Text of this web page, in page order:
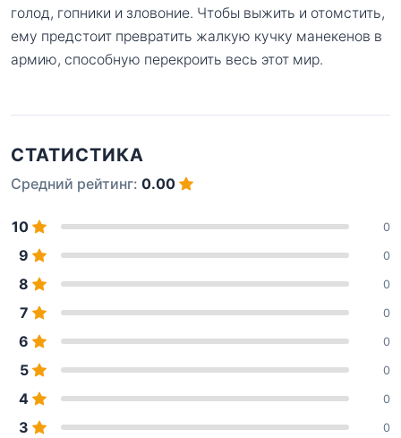
голод, гопники и зловоние. Чтобы выжить и отомстить,
ему предстоит превратить жалкую кучку манекенов в
армию, способную перекроить весь этот мир.
СТАТИСТИКА
Средний рейтинг: 0.00
10 0
9 0
8 0
7 0
6 0
5 0
4 0
3 0